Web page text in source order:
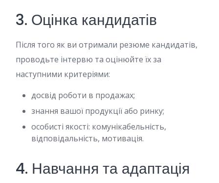
3. Оцінка кандидатів
Після того як ви отримали резюме кандидатів,
проводьте інтервю та оцінюйте їх за
наступними критеріями:
досвід роботи в продажах;
знання вашої продукції або ринку;
особисті якості: комунікабельність,
відповідальність, мотивація.
4. Навчання та адаптація